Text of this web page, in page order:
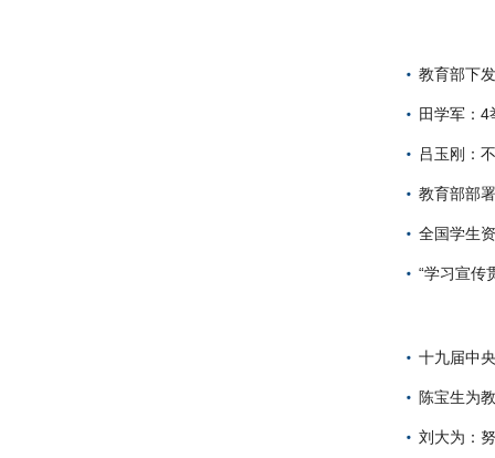
教育部下
田学军：
吕玉刚：
教育部部
全国学生
“学习宣传
十九届中
陈宝生为
刘大为：